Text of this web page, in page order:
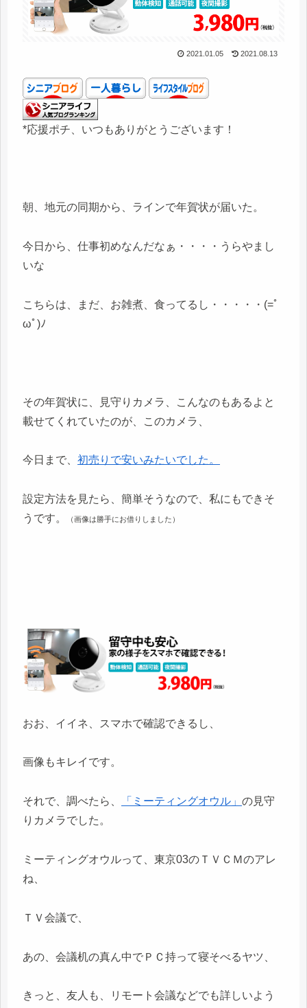
2021.01.05 2021.08.13
*応援ポチ、いつもありがとうございます！
朝、地元の同期から、ラインで年賀状が届いた。
今日から、仕事初めなんだなぁ・・・・うらやまし
いな
こちらは、まだ、お雑煮、食ってるし・・・・・(=ﾟ
ωﾟ)ﾉ
その年賀状に、見守りカメラ、こんなのもあるよと
載せてくれていたのが、このカメラ、
今日まで、 初売りで安いみたいでした。
設定方法を見たら、簡単そうなので、私にもできそ
うです。
（画像は勝手にお借りしました）
おお、イイネ、スマホで確認できるし、
画像もキレイです。
それで、調べたら、 「ミーティングオウル」 の見守
りカメラでした。
ミーティングオウルって、東京03のＴＶＣＭのアレ
ね、
ＴＶ会議で、
あの、会議机の真ん中でＰＣ持って寝そべるヤツ、
きっと、友人も、リモート会議などでも詳しいよう